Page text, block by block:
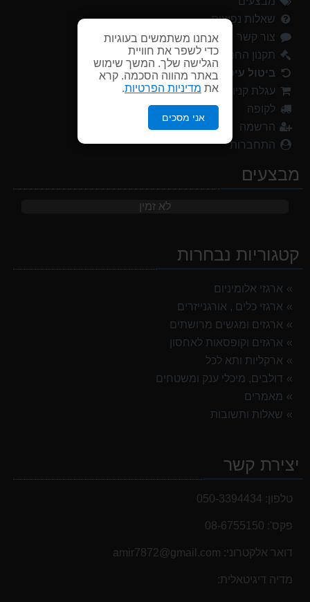
אנחנו משתמשים בעוגיות
כדי לשפר את חוויית
הגלישה שלך. המשך שימוש
באתר מהווה הסכמה. קרא
את מדיניות הפרטיות
אני מסכים
שאלות נפוצות
צור קשר
תקנון החנות
ביטול עיסקה
עגלת קניות
לקופה
הרשמה
התחברות
מבצעים
לא זמין
קטגוריות נבחרות
ארגזי אלומיניום
ארגזי כלים , אורגנייזרים
ארגזים ומגשים מרושתים
ארגזים וקופסאות לאחסון
ארקליות ותא לכל
דולבים, מיכלי ענק ומשטחים
מאמרים
שאלות ותשובות
יצירת קשר
טלפון: 050-3394434
פקס': 08-6755150
דואר אלקטרוני: ‫amir7872@gmail.com‬
מדיה דיגיטאלית: